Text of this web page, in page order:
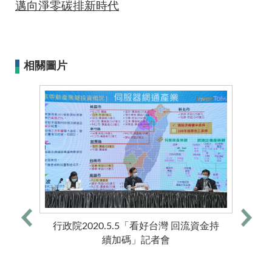
邁向淨零碳排新時代
相關圖片
行政院2020.5.5「看好台灣 回流資金持
續加碼」記者會